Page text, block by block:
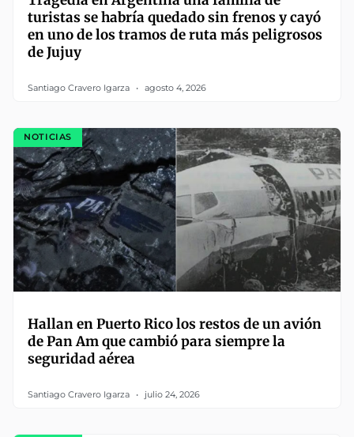
turistas se habría quedado sin frenos y cayó
en uno de los tramos de ruta más peligrosos
de Jujuy
Santiago Cravero Igarza agosto 4, 2026
NOTICIAS
Hallan en Puerto Rico los restos de un avión
de Pan Am que cambió para siempre la
seguridad aérea
Santiago Cravero Igarza julio 24, 2026